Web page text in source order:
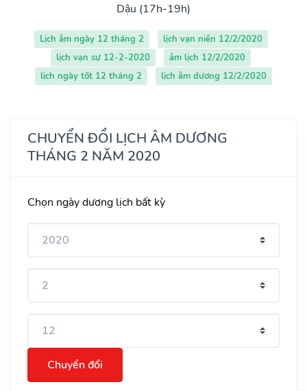
Dậu (17h-19h)
Lịch âm ngày 12 tháng 2
lịch vạn niên 12/2/2020
lịch vạn sự 12-2-2020
âm lịch 12/2/2020
lịch ngày tốt 12 tháng 2
lịch âm dương 12/2/2020
CHUYỂN ĐỔI LỊCH ÂM DƯƠNG
THÁNG 2 NĂM 2020
Chọn ngày dương lịch bất kỳ
Chuyển đổi